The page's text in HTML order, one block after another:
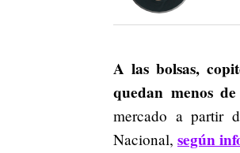
A las bolsas,
quedan menos
mercado a partir
Nacional, según